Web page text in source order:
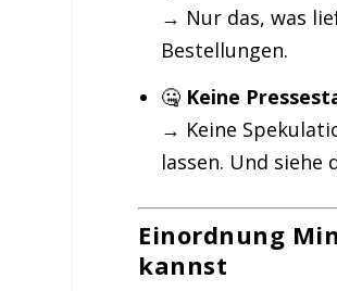
→ Nur das, was
Bestellungen.
🤐 Keine
→ Keine
lassen. Und
Einordnung
kannst